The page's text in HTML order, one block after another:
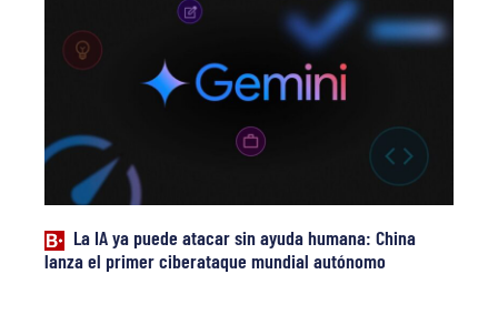
La IA ya puede atacar sin ayuda humana: China
lanza el primer ciberataque mundial autónomo